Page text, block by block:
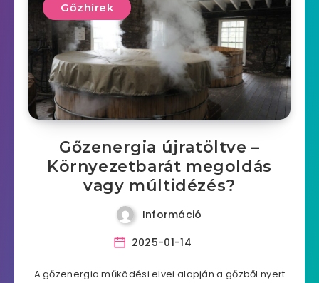
Gőzhírek
Gőzenergia újratöltve –
Környezetbarát megoldás
vagy múltidézés?
Információ
2025-01-14
A gőzenergia működési elvei alapján a gőzből nyert